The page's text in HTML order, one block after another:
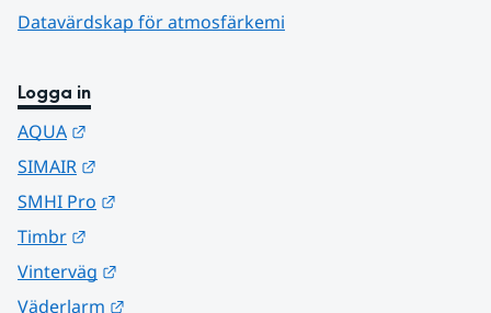
Datavärdskap för atmosfärkemi
Logga in
AQUA
SIMAIR
SMHI Pro
Timbr
Vinterväg
Väderlarm